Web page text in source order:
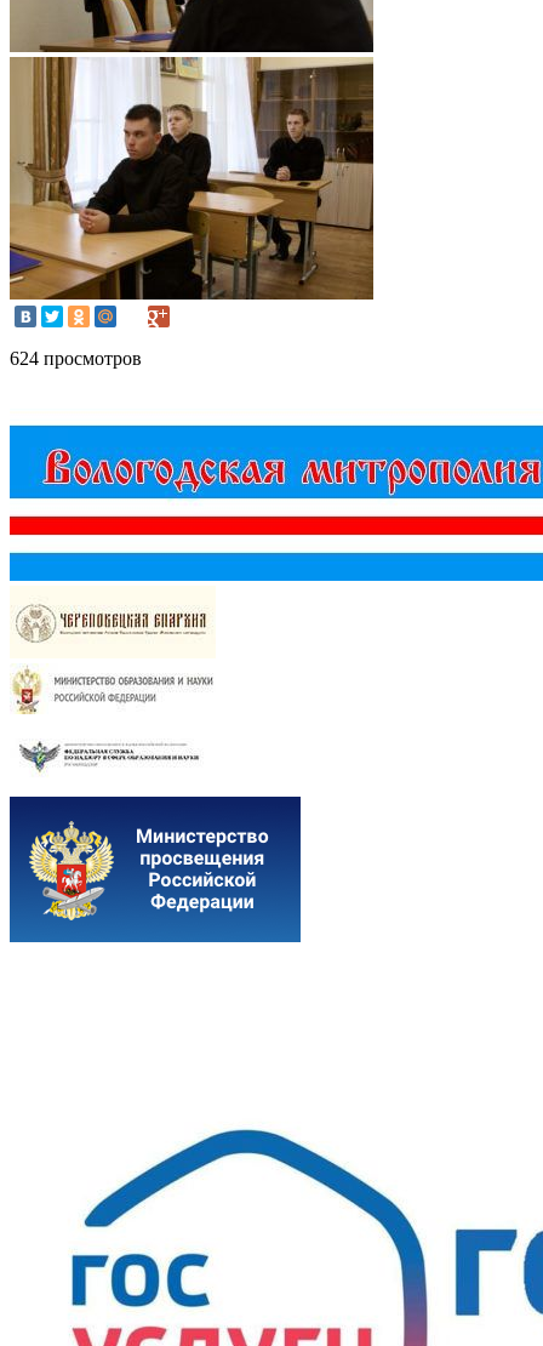
624 просмотров